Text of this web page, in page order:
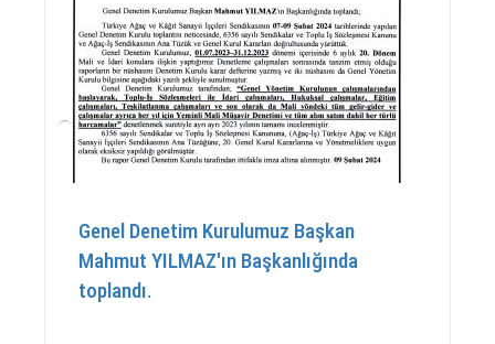
Genel Denetim Kurulumuz Başkan
Mahmut YILMAZ'ın Başkanlığında
toplandı.